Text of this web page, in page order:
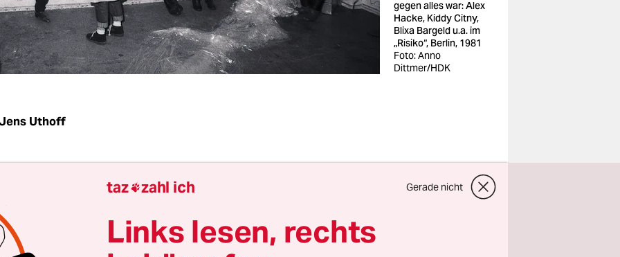
gegen alles war: Alex
Hacke, Kiddy Citny,
Blixa Bargeld u.a. im
„Risiko“, Berlin, 1981
Foto: Anno
Dittmer/HDK
Uthoff
waren am vergangenen Samstagabend in Berlin zu
mit hochtoupierten Haarspray-Frisuren, die wie
durch den Raum schwebten, mit Leggins und Ketten, gar
Schlägerei im Publikum zwischen zwei Punk-Frauen
taz zahl ich Gerade nicht
Links lesen, rechts